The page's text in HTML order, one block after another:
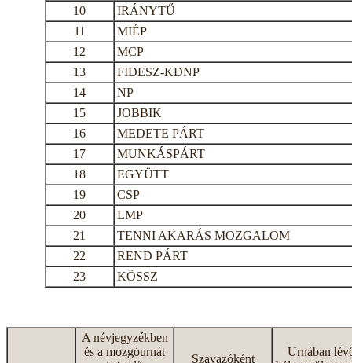
10
IRÁNYTŰ
11
MIÉP
12
MCP
13
FIDESZ-KDNP
14
NP
15
JOBBIK
16
MEDETE PÁRT
17
MUNKÁSPÁRT
18
EGYÜTT
19
CSP
20
LMP
21
TENNI AKARÁS MOZGALOM
22
REND PÁRT
23
KÖSSZ
A névjegyzékben
és a mozgóurnát
Szavazóként
Urnában